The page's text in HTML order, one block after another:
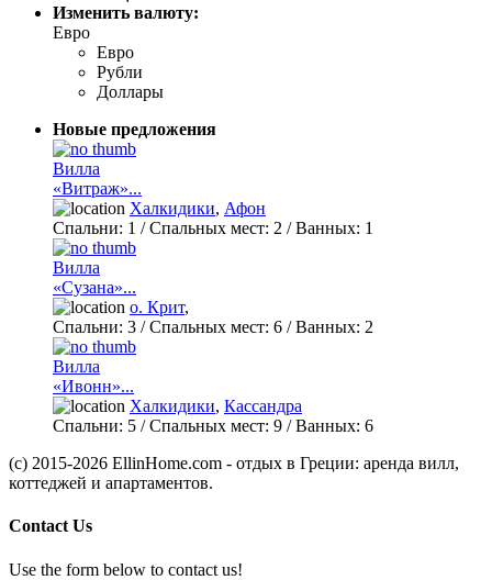
Изменить валюту:
Евро
Евро
Рубли
Доллары
Новые предложения
Вилла
«Витраж»...
Халкидики, Афон
Спальни: 1 / Спальных мест: 2 /Ванных: 1
Вилла
«Сузана»...
о. Крит,
Спальни: 3 / Спальных мест: 6 /Ванных: 2
Вилла
«Ивонн»...
Халкидики, Кассандра
Спальни: 5 / Спальных мест: 9 /Ванных: 6
(c) 2015-2026 EllinHome.com - отдых в Греции: аренда вилл,
коттеджей и апартаментов.
Contact Us
Use the form below to contact us!